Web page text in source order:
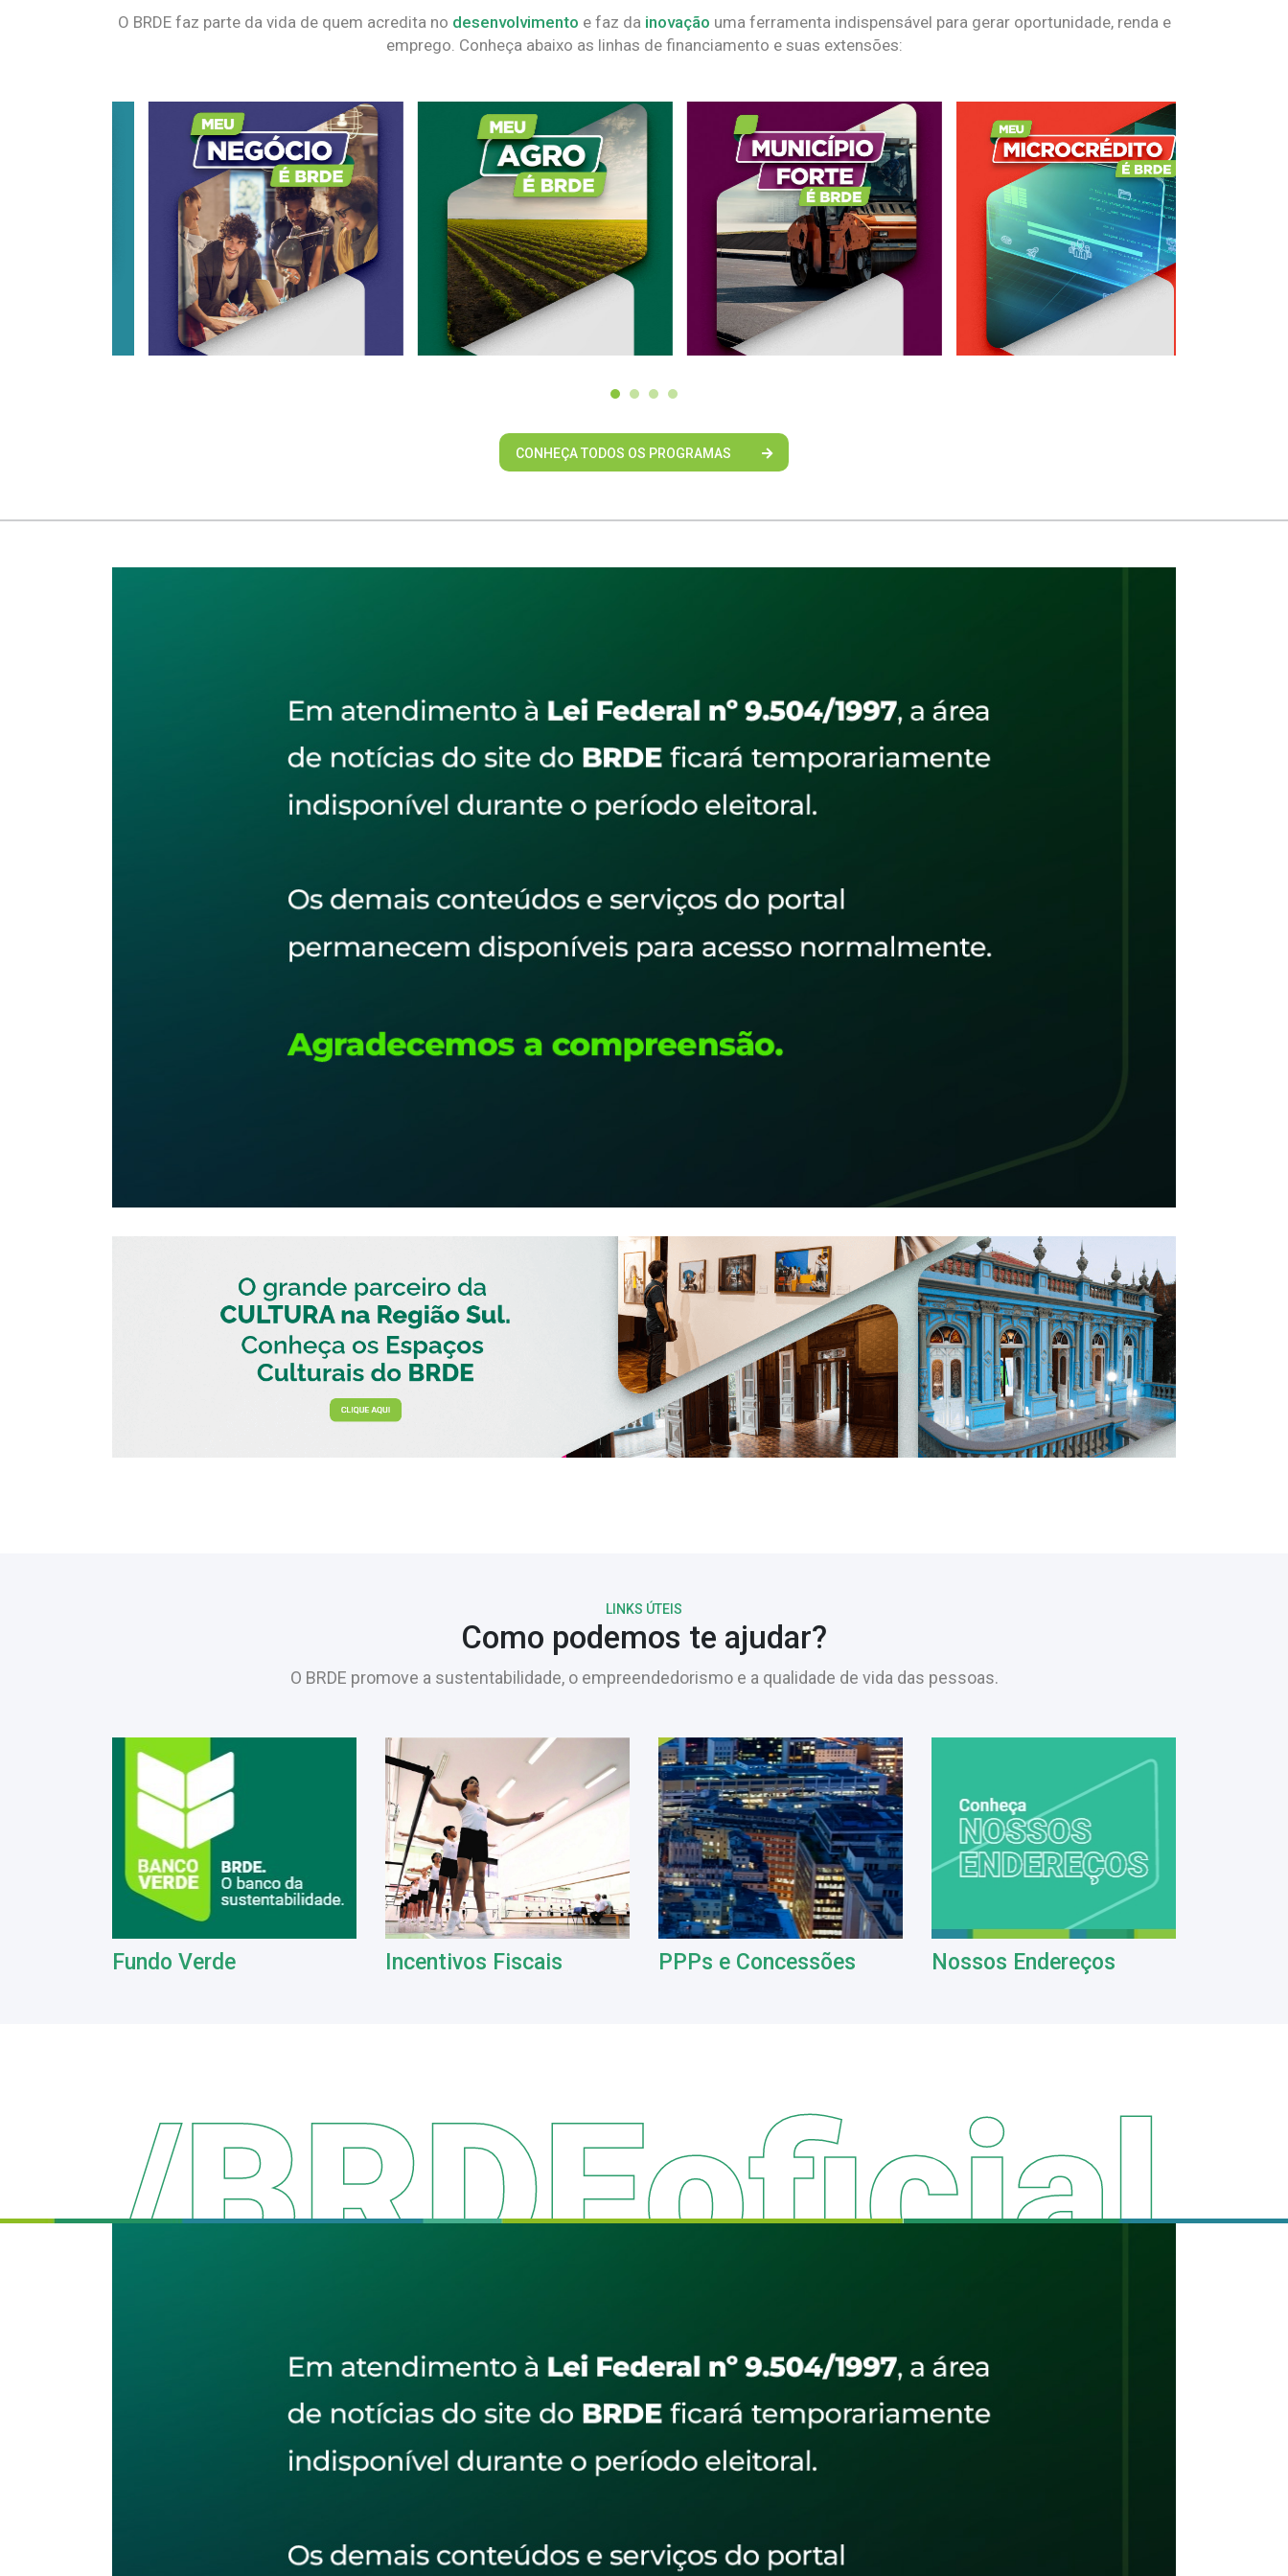
O BRDE faz parte da vida de quem acredita no desenvolvimento e faz da inovação uma ferramenta indispensável para gerar oportunidade, renda e
emprego. Conheça abaixo as linhas de financiamento e suas extensões:
CONHEÇA TODOS OS PROGRAMAS
LINKS ÚTEIS
Como podemos te ajudar?
O BRDE promove a sustentabilidade, o empreendedorismo e a qualidade de vida das pessoas.
Fundo Verde Incentivos Fiscais PPPs e Concessões Nossos Endereços